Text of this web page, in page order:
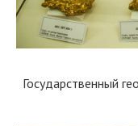
Государственный